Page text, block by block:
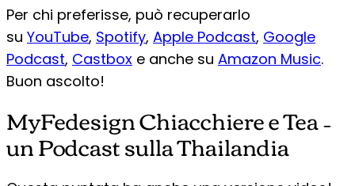
Per chi preferisse, può recuperarlo
su YouTube, Spotify, Apple Podcast, Google
Podcast, Castbox e anche su Amazon Music.
Buon ascolto!
MyFedesign Chiacchiere e Tea –
un Podcast sulla Thailandia